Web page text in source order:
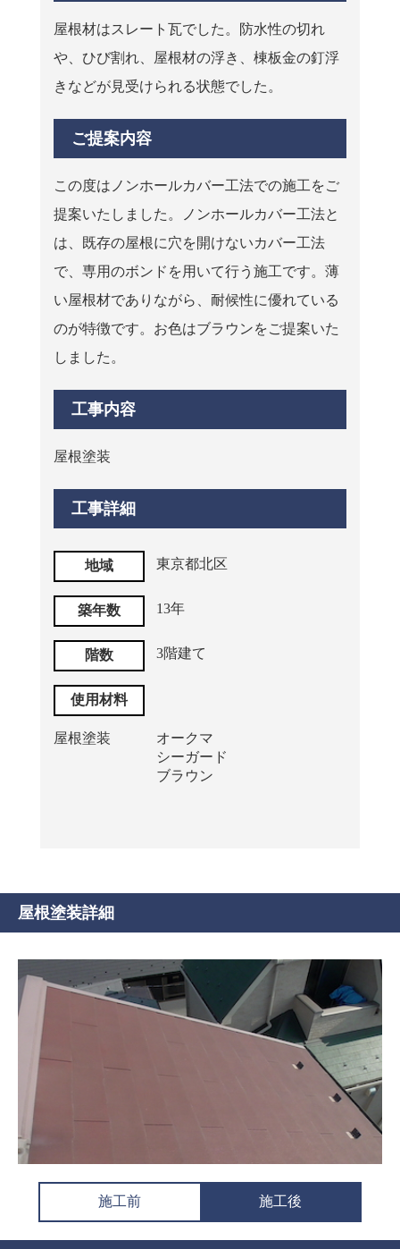
屋根材はスレート瓦でした。防水性の切れ
や、ひび割れ、屋根材の浮き、棟板金の釘浮
きなどが見受けられる状態でした。
ご提案内容
この度はノンホールカバー工法での施工をご
提案いたしました。ノンホールカバー工法と
は、既存の屋根に穴を開けないカバー工法
で、専用のボンドを用いて行う施工です。薄
い屋根材でありながら、耐候性に優れている
のが特徴です。お色はブラウンをご提案いた
しました。
工事内容
屋根塗装
工事詳細
地域 東京都北区
築年数 13年
階数 3階建て
使用材料
屋根塗装
オークマ
シーガード
ブラウン
屋根塗装詳細
施工前 施工後